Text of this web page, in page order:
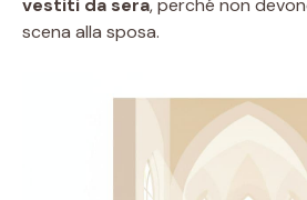
vestiti da sera, perché non
scena alla sposa.